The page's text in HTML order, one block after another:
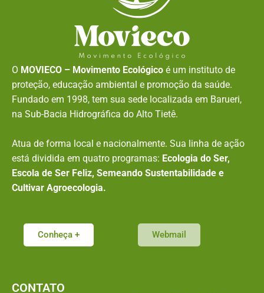
O MOVIECO – Movimento Ecológico é um instituto de
proteção, educação ambiental e promoção da saúde.
Fundado em 1998, tem sua sede localizada em Barueri,
na Sub-Bacia Hidrográfica do Alto Tietê.
Atua de forma local e nacionalmente. Sua linha de ação
está dividida em quatro programas: Ecologia do Ser,
Escola de Ser Feliz, Semeando Sustentabilidade e
Cultivar Agroecologia.
Conheça + Webmail
CONTATO